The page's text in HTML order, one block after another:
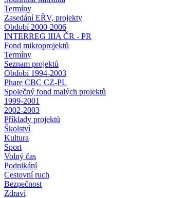
Termíny
Zasedání EŘV, projekty
Období 2000-2006
INTERREG IIIA ČR - PR
Fond mikroprojektů
Termíny
Seznam projektů
Období 1994-2003
Phare CBC CZ-PL
Společný fond malých projektů
1999-2001
2002-2003
Příklady projektů
Školství
Kultura
Sport
Volný čas
Podnikání
Cestovní ruch
Bezpečnost
Zdraví